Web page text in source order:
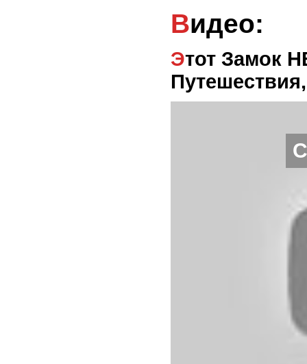
Видео:
Этот Замок НЕВОЗМОЖНО Захватить |